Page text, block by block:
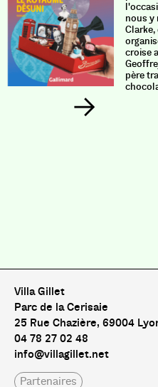
nous y
croise
père
Villa Gillet
Parc de la Cerisaie
25 Rue Chazière, 69004
04 78 27 02 48
info@villagillet.net
Partenaires